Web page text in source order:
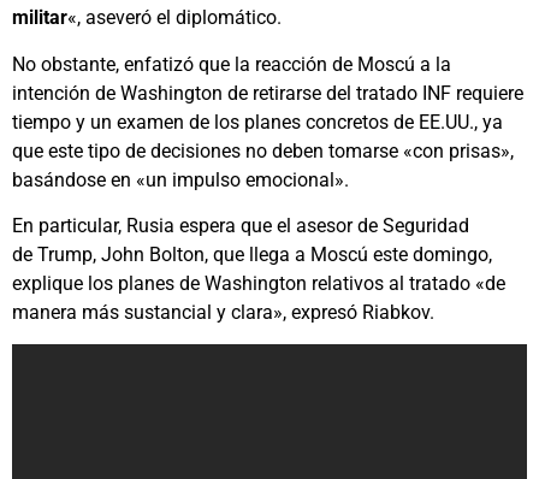
militar«, aseveró el diplomático.
No obstante, enfatizó que la reacción de Moscú a la
intención de Washington de retirarse del tratado INF requiere
tiempo y un examen de los planes concretos de EE.UU., ya
que este tipo de decisiones no deben tomarse «con prisas»,
basándose en «un impulso emocional».
En particular, Rusia espera que el asesor de Seguridad
de Trump, John Bolton, que llega a Moscú este domingo,
explique los planes de Washington relativos al tratado «de
manera más sustancial y clara», expresó Riabkov.